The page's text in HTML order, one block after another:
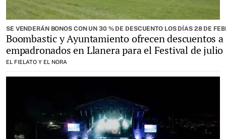
SE VENDERÁN BONOS CON UN 30 % DE DESCUENTO LOS DÍAS 28 DE
Boombastic y Ayuntamiento ofrecen descuentos
empadronados en Llanera para el Festival de julio
EL FIELATO Y EL NORA